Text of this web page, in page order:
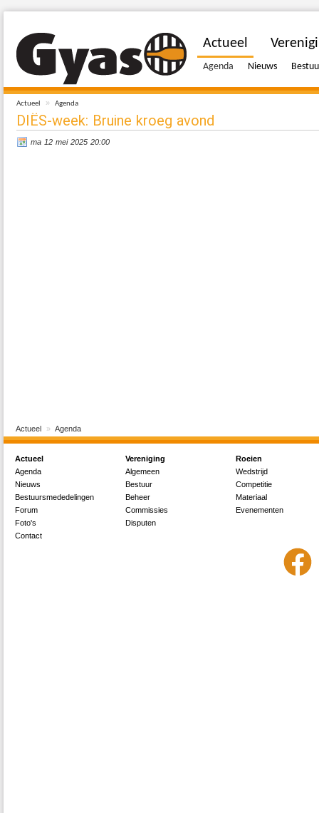
Actueel » Agenda
Actueel
Agenda Nieuws
DIËS-week: Bruine kroeg avond
ma 12 mei 2025 20:00
Actueel Agenda
Actueel
Agenda
Nieuws
Bestuursmededelingen
Forum
Foto's
Contact
Vereniging
Algemeen
Bestuur
Beheer
Commissies
Disputen
Roeien
Wedstrijd
Competitie
Materiaal
Evenementen